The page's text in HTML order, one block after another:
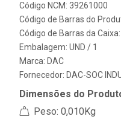
Código NCM: 39261000
Código de Barras do
Código de Barras da
Embalagem: UND / 1
Marca: DAC
Fornecedor: DAC-SOC
Dimensões do
Peso: 0,010Kg